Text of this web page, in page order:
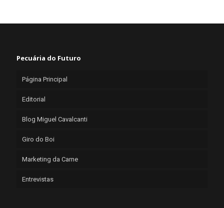
Pecuária do Futuro
Página Principal
Editorial
Blog Miguel Cavalcanti
Giro do Boi
Marketing da Carne
Entrevistas